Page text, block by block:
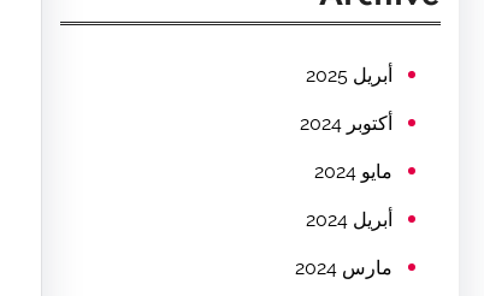
c
أبريل 2025
أكتوبر 2024
مايو 2024
أبريل 2024
مارس 2024